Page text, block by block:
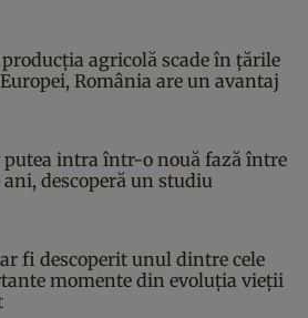
agricolă scade în țările
România are un avantaj
putea intra într-o nouă fază între
ani, descoperă un studiu
fi descoperit unul dintre cele
momente din evoluția vieții